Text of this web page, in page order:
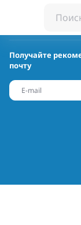
Получайте
почту